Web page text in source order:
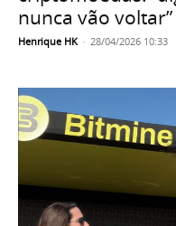
nunca vão voltar”
Henrique HK - 28/04/2026 10:33